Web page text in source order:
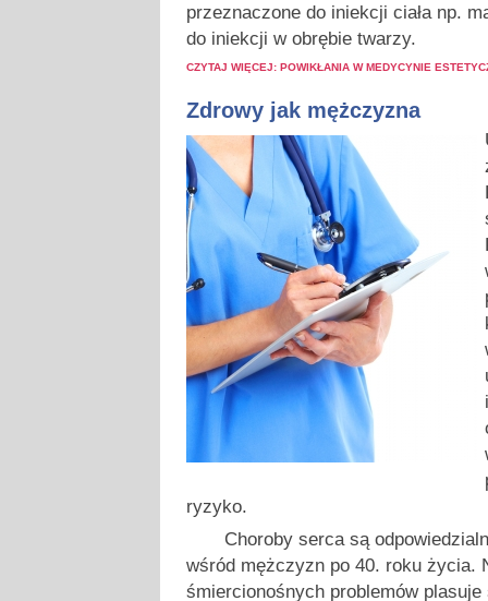
przeznaczone do iniekcji ciała np.
do iniekcji w obrębie twarzy.
CZYTAJ WIĘCEJ: POWIKŁANIA W MEDYCYNIE
Zdrowy jak mężczyzna
ryzyko.
Choroby serca są
wśród mężczyzn po 40. roku życia.
śmiercionośnych problemów